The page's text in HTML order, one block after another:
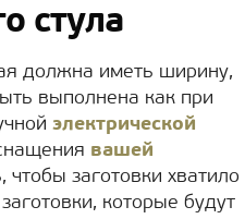
стула
должна иметь ширину,
выполнена как при
электрической
вашей
заготовки хватило
которые будут